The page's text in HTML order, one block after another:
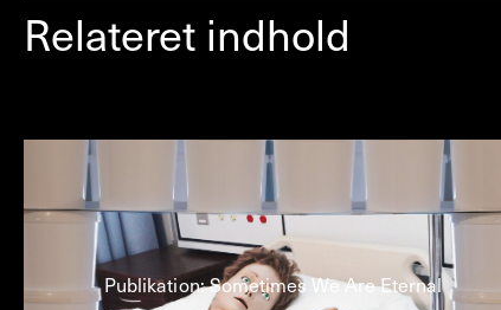
Relateret indhold
Publikation: Sometimes We Are Eternal